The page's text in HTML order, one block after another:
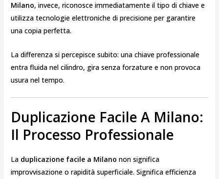
Milano, invece, riconosce immediatamente il tipo di chiave e
utilizza tecnologie elettroniche di precisione per garantire
una copia perfetta.
La differenza si percepisce subito: una chiave professionale
entra fluida nel cilindro, gira senza forzature e non provoca
usura nel tempo.
Duplicazione Facile A Milano:
Il Processo Professionale
La duplicazione facile a Milano non significa
improvvisazione o rapidità superficiale. Significa efficienza